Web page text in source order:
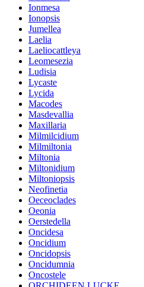
Ionmesa
Ionopsis
Jumellea
Laelia
Laeliocattleya
Leomesezia
Ludisia
Lycaste
Lycida
Macodes
Masdevallia
Maxillaria
Milmilcidium
Milmiltonia
Miltonia
Miltonidium
Miltoniopsis
Neofinetia
Oeceoclades
Oeonia
Oerstedella
Oncidesa
Oncidium
Oncidopsis
Oncidumnia
Oncostele